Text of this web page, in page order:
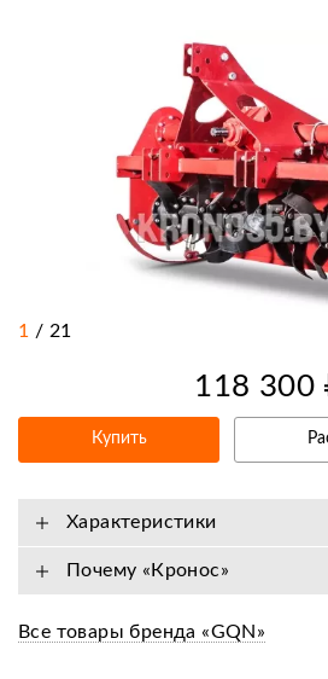
1 / 21
118 300
Купить
Характеристики
Почему «Кронос»
Все товары бренда «GQN»